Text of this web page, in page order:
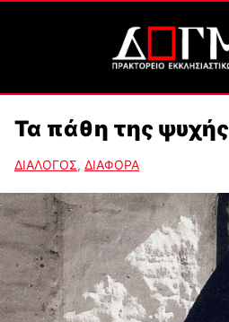
Τα πάθη της ψυχής
ΔΙΑΛΟΓΟΣ, ΔΙΑΦΟΡΑ